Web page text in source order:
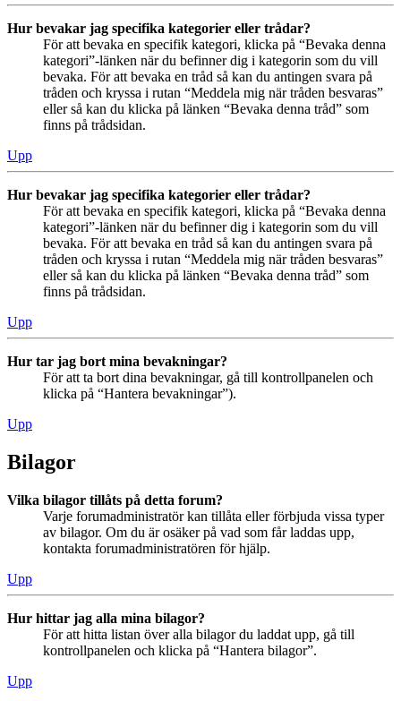
Hur bevakar jag specifika kategorier eller trådar?
För att bevaka en specifik kategori, klicka på “Bevaka denna
kategori”-länken när du befinner dig i kategorin som du vill
bevaka. För att bevaka en tråd så kan du antingen svara på
tråden och kryssa i rutan “Meddela mig när tråden besvaras”
eller så kan du klicka på länken “Bevaka denna tråd” som
finns på trådsidan.
Upp
Hur bevakar jag specifika kategorier eller trådar?
För att bevaka en specifik kategori, klicka på “Bevaka denna
kategori”-länken när du befinner dig i kategorin som du vill
bevaka. För att bevaka en tråd så kan du antingen svara på
tråden och kryssa i rutan “Meddela mig när tråden besvaras”
eller så kan du klicka på länken “Bevaka denna tråd” som
finns på trådsidan.
Upp
Hur tar jag bort mina bevakningar?
För att ta bort dina bevakningar, gå till kontrollpanelen och
klicka på “Hantera bevakningar”).
Upp
Bilagor
Vilka bilagor tillåts på detta forum?
Varje forumadministratör kan tillåta eller förbjuda vissa typer
av bilagor. Om du är osäker på vad som får laddas upp,
kontakta forumadministratören för hjälp.
Upp
Hur hittar jag alla mina bilagor?
För att hitta listan över alla bilagor du laddat upp, gå till
kontrollpanelen och klicka på “Hantera bilagor”.
Upp